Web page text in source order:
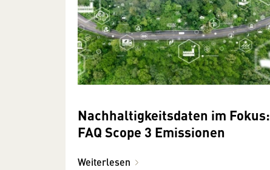
Nachhaltigkeitsdaten im Fokus:
FAQ Scope 3 Emissionen
Weiterlesen